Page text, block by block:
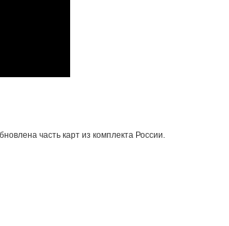
часть карт из комплекта России.